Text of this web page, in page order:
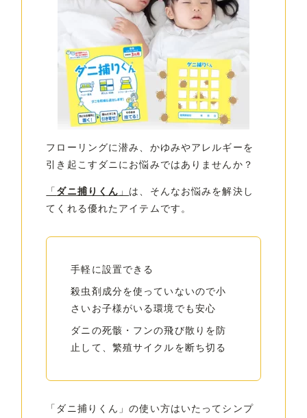
フローリングに潜み、かゆみやアレルギーを
引き起こすダニにお悩みではありませんか？
「ダニ捕りくん 」 は、そんなお悩みを解決し
てくれる優れたアイテムです。
手軽に設置できる
殺虫剤成分を使っていないので小
さいお子様がいる環境でも安心
ダニの死骸・フンの飛び散りを防
止して、繁殖サイクルを断ち切る
「ダニ捕りくん」の使い方はいたってシンプ